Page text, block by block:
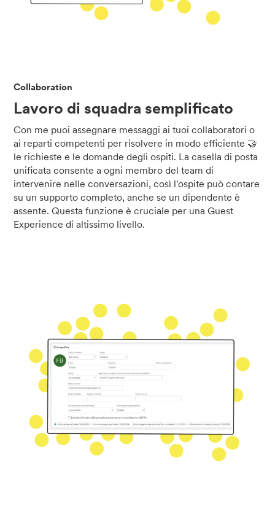
Collaboration
Lavoro di squadra semplificato
Con me puoi assegnare messaggi ai tuoi collaboratori o
ai reparti competenti per risolvere in modo efficiente 🤝
le richieste e le domande degli ospiti. La casella di posta
unificata consente a ogni membro del team di
intervenire nelle conversazioni, così l'ospite può contare
su un supporto completo, anche se un dipendente è
assente. Questa funzione è cruciale per una Guest
Experience di altissimo livello.